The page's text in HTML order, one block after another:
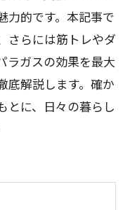
力的です。本記事で
さらには筋トレやダ
ラガスの効果を最大
底解説します。確か
とに、日々の暮らし